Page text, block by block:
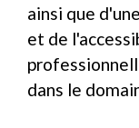
ainsi que
et de
dans le